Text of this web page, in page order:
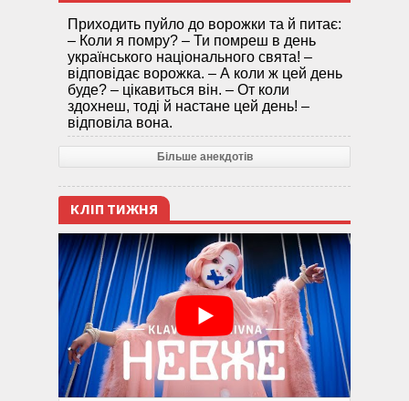
Приходить пуйло до ворожки та й питає:
– Коли я помру? – Ти помреш в день
українського національного свята! –
відповідає ворожка. – А коли ж цей день
буде? – цікавиться він. – От коли
здохнеш, тоді й настане цей день! –
відповіла вона.
Більше анекдотів
КЛІП ТИЖНЯ